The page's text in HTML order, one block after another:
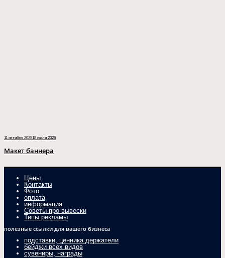
11 октября 202518 июля 2026
Макет баннера
Цены
Контакты
Фото
оплата
информация
Советы про вывески
Типы рекламы
полезные ссылки для вашего бизнеса
подставки, ценника держатели
бейджи всех видов
сувениры, награды